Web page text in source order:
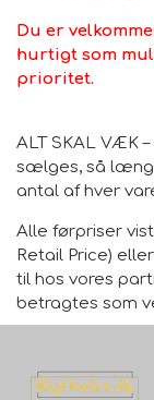
- metalstyr og
blank hvid
blank hvid/
- varen leveres
-
- Fremstillet i
Du er
hurtigt som
prioritet.
ALT SKAL VÆK
sælges, så
antal af hver
Alle førpriser
Retail Price)
til hos vores
betragtes som